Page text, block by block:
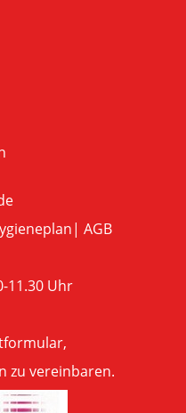
| AGB
11.30 Uhr
,
zu vereinbaren.